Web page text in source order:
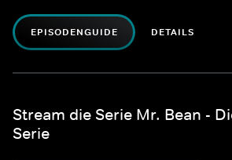
EPISODENGUIDE DETAILS
Stream die Serie Mr. Bean -
Serie